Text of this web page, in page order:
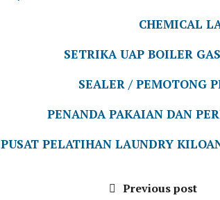
CHEMICAL
SETRIKA UAP BOILER
SEALER / PEMOTONG
PENANDA PAKAIAN DAN
PUSAT PELATIHAN LAUNDRY
Previous post